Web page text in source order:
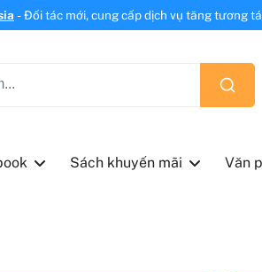
- Đối tác mới, cung cấp dịch vụ tăng tương
Sách khuyến mãi Văn